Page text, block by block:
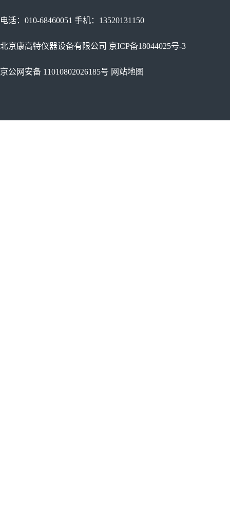
电话：010-68460051 手机：13520131150
北京康高特仪器设备有限公司 京ICP备18044025号-3
京公网安备 11010802026185号 网站地图